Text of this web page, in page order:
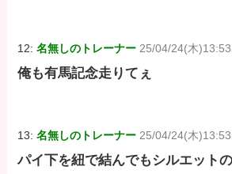
12:名無しのトレーナー 25/04/24(木
俺も有馬記念走りてぇ
13:名無しのトレーナー 25/04/24(木
パイ下を紐で結んでもシルエット